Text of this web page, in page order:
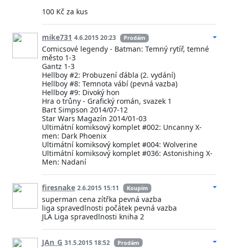
100 Kč za kus
mike731 4.6.2015 20:23 Prodám
Comicsové legendy - Batman: Temný rytíř, temné
město 1-3
Gantz 1-3
Hellboy #2: Probuzení ďábla (2. vydání)
Hellboy #8: Temnota vábí (pevná vazba)
Hellboy #9: Divoký hon
Hra o trůny - Grafický román, svazek 1
Bart Simpson 2014/07-12
Star Wars Magazín 2014/01-03
Ultimátní komiksový komplet #002: Uncanny X-
men: Dark Phoenix
Ultimátní komiksový komplet #004: Wolverine
Ultimátní komiksový komplet #036: Astonishing X-
Men: Nadaní
firesnake 2.6.2015 15:11 Koupím
superman cena zítřka pevná vazba
liga spravedlnosti počátek pevná vazba
JLA Liga spravedlnosti kniha 2
JAn_G 31.5.2015 18:52 Prodám